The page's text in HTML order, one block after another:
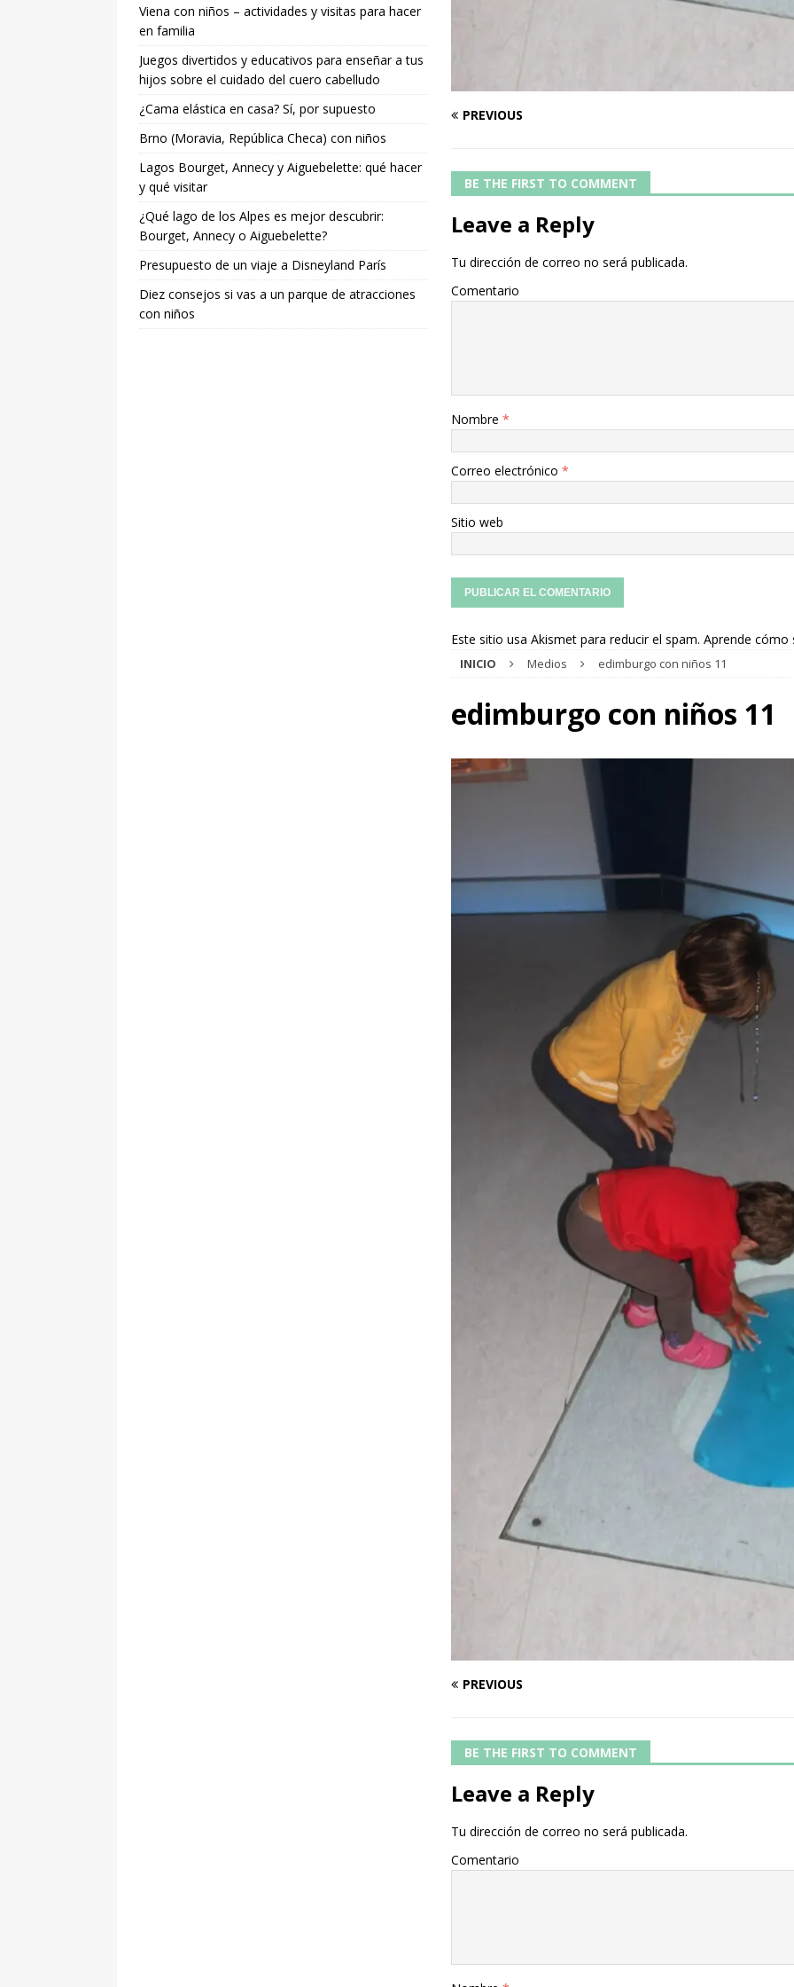
PREVIOUS
BE THE FIRST TO COMMENT
Leave a Reply
Tu dirección de correo no será publicada.
Comentario
Nombre *
Correo electrónico *
Sitio web
Este sitio usa Akismet para reducir el spam. Aprende cómo
INICIO Medios edimburgo con niños 11
edimburgo con niños 11
PREVIOUS
BE THE FIRST TO COMMENT
Leave a Reply
Tu dirección de correo no será publicada.
Comentario
Viena con niños – actividades y visitas para hacer
en familia
Juegos divertidos y educativos para enseñar a tus
hijos sobre el cuidado del cuero cabelludo
¿Cama elástica en casa? Sí, por supuesto
Brno (Moravia, República Checa) con niños
Lagos Bourget, Annecy y Aiguebelette: qué hacer
y qué visitar
¿Qué lago de los Alpes es mejor descubrir:
Bourget, Annecy o Aiguebelette?
Presupuesto de un viaje a Disneyland París
Diez consejos si vas a un parque de atracciones
con niños